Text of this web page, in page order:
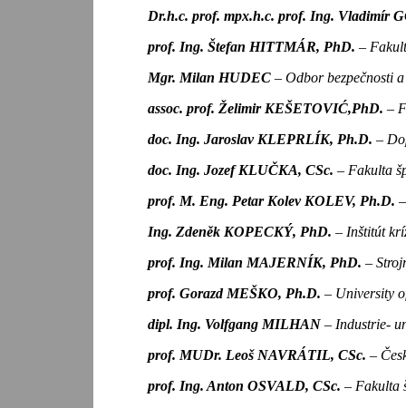
Dr.h.c. prof. mpx.h.c. prof. Ing. Vladimír
prof. Ing. Štefan HITTMÁR, PhD. –
Mgr. Milan HUDEC – Odbor bezpečnosti
assoc. prof. Želimir KEŠETOVIĆ,PhD. –
doc. Ing. Jaroslav KLEPRLÍK, Ph.D. –
doc. Ing. Jozef KLUČKA, CSc. – Fakulta
prof. M. Eng. Petar Kolev KOLEV, Ph.D.
Ing. Zdeněk KOPECKÝ, PhD. – Inštitút
prof. Ing. Milan MAJERNÍK, PhD. –
prof. Gorazd MEŠKO, Ph.D. – University
dipl. Ing. Volfgang MILHAN – Industrie-
prof. MUDr. Leoš NAVRÁTIL, CSc. –
prof. Ing. Anton OSVALD, CSc. – Fakulta